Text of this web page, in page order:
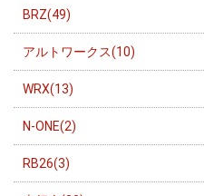
BRZ(49)
アルトワークス(10)
WRX(13)
N-ONE(2)
RB26(3)